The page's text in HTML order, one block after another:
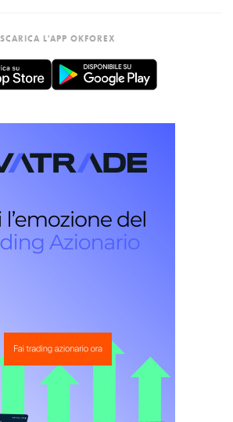
SCARICA L'APP OKFOREX